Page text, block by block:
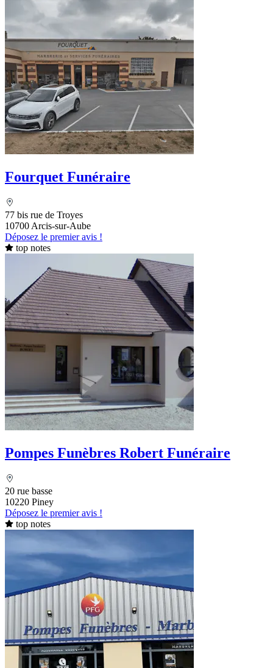
Fourquet Funéraire
77 bis rue de Troyes
10700 Arcis-sur-Aube
Déposez le premier avis !
top notes
Pompes Funèbres Robert Funéraire
20 rue basse
10220 Piney
Déposez le premier avis !
top notes